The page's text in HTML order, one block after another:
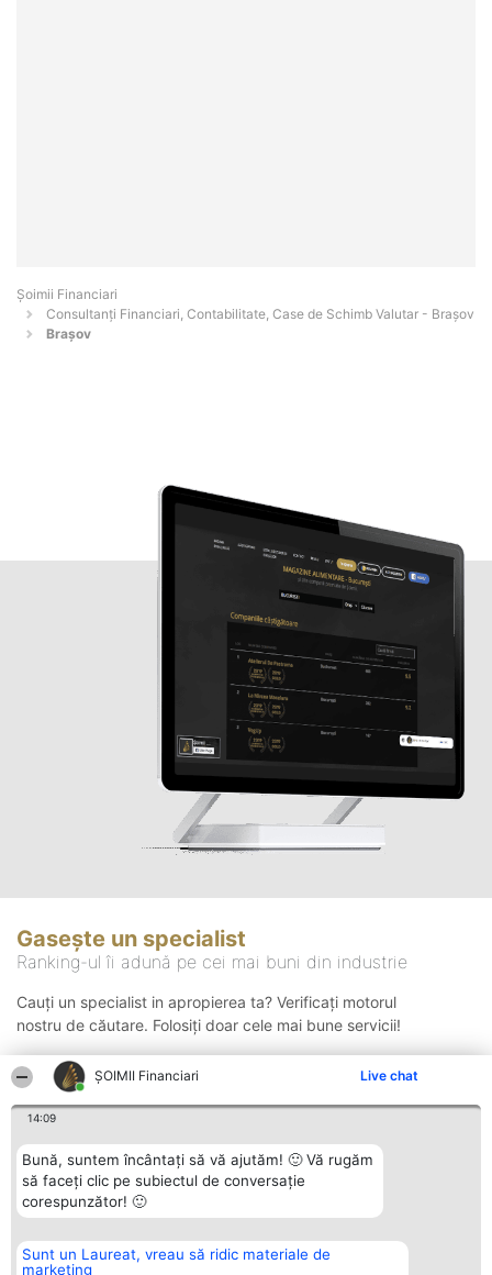
ȘOIMII Financiari Live chat
14:09
Bună, suntem încântați să vă ajutăm! 🙂 Vă rugăm
să faceți clic pe subiectul de conversație
corespunzător! 🙂
Sunt un Laureat, vreau să ridic materiale de
marketing
Șoimii Financiari
Consultanți Financiari, Contabilitate, Case de Schimb Valutar - Braşov
Brașov
Gasește un specialist
Ranking-ul îi adună pe cei mai buni din industrie
Cauți un specialist in apropierea ta? Verificați motorul
nostru de căutare. Folosiți doar cele mai bune servicii!
Organizator Ranking
BRIGHT SOLUTIONS BR SRL
Plebiscyt Contact